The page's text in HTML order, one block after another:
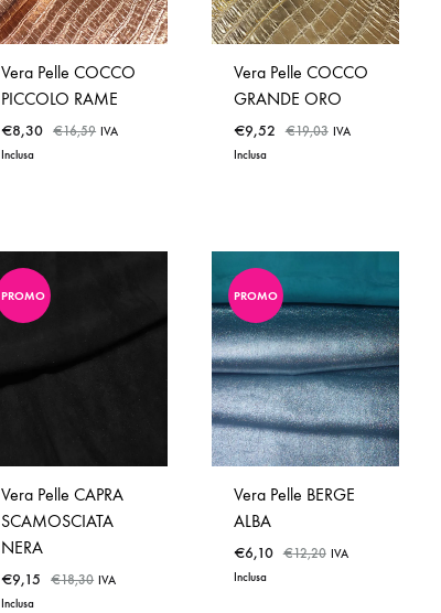
Vera Pelle COCCO
PICCOLO RAME
€8,30 €16,59 IVA
Inclusa
ADD
Vera Pelle COCCO
GRANDE ORO
€9,52 €19,03 IVA
Inclusa
ADD
TO
WISHLIST
PROMO
Vera Pelle CAPRA
SCAMOSCIATA
NERA
€9,15 €18,30 IVA
Inclusa
PROMO
Vera Pelle BERGE
ALBA
€6,10 €12,20 IVA
Inclusa